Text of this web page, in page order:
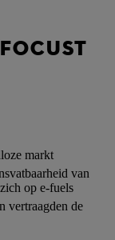
markt
van
op e-fuels
vertraagden de